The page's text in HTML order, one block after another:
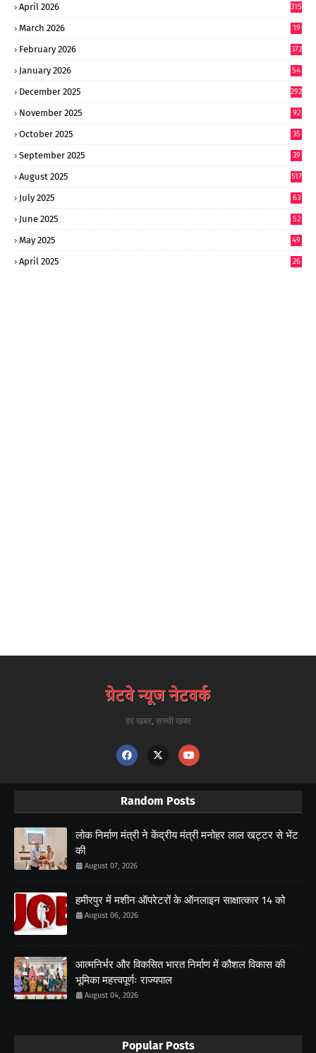
April 2026 315
March 2026
19
February 2026 372
January 2026
54
December 2025 292
November 2025 92
October 2025 35
September 2025
39
August 2025 517
July 2025
63
June 2025
52
May 2025
49
April 2025 26
हर खबर, सच्ची खबर
Random Posts
लोक निर्माण मंत्री ने केंद्रीय मंत्री मनोहर लाल खट्टर से भेंट
की
August 07, 2026
हमीरपुर में मशीन ऑपरेटरों के ऑनलाइन साक्षात्कार 14 को
August 06, 2026
आत्मनिर्भर और विकसित भारत निर्माण में कौशल विकास की
भूमिका महत्त्वपूर्णः राज्यपाल
August 04, 2026
Popular Posts